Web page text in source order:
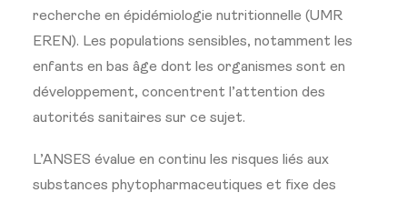
recherche en épidémiologie nutritionnelle (UMR
EREN). Les populations sensibles, notamment les
enfants en bas âge dont les organismes sont en
développement, concentrent l’attention des
autorités sanitaires sur ce sujet.
L’ANSES évalue en continu les risques liés aux
substances phytopharmaceutiques et fixe des